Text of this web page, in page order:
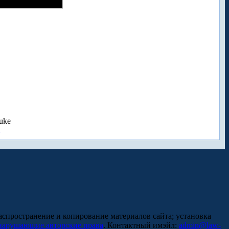
и копирование материалов сайта; установка
авторские права. Контактный имэйл: admin@law-